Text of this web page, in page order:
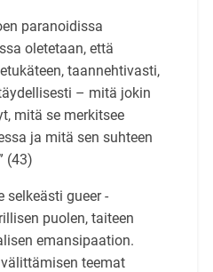
paranoidissa
oletetaan, että
taannehtivasti,
– mitä jokin
mitä se merkitsee
ja mitä sen suhteen
(43)
selkeästi gueer -
puolen, taiteen
emansipaation.
teemat